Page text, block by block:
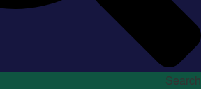
Search